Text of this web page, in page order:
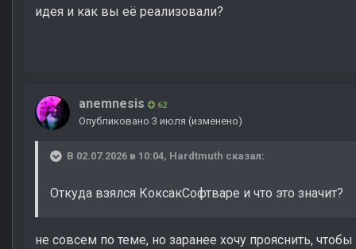
идея и как вы её реализовали?
anemnesis 62
Опубликовано 3 июля (изменено)
В 02.07.2026 в 10:04, Hardtmuth сказал:
Откуда взялся КоксакСофтваре и что это значит?
не совсем по теме, но заранее хочу прояснить,